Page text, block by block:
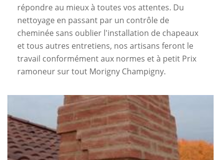
répondre au mieux à toutes vos attentes. Du
nettoyage en passant par un contrôle de
cheminée sans oublier l'installation de chapeaux
et tous autres entretiens, nos artisans feront le
travail conformément aux normes et à petit Prix
ramoneur sur tout Morigny Champigny.